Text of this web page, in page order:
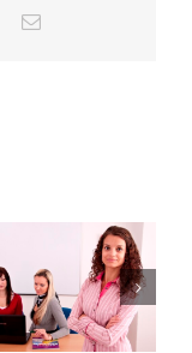
Pinterest
E-